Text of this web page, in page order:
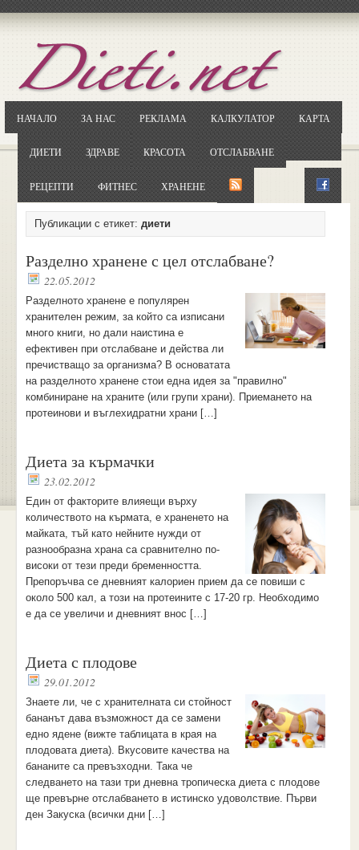
НАЧАЛО ЗА НАС РЕКЛАМА КАЛКУЛАТОР КАРТА
ДИЕТИ ЗДРАВЕ КРАСОТА ОТСЛАБВАНЕ
РЕЦЕПТИ ФИТНЕС ХРАНЕНЕ
Публикации с етикет: диети
Разделно хранене с цел отслабване?
22.05.2012
Разделното хранене е популярен
хранителен режим, за който са изписани
много книги, но дали наистина е
ефективен при отслабване и действа ли
пречистващо за организма? В основатата
на разделното хранене стои една идея за "правилно"
комбиниране на храните (или групи храни). Приемането на
протеинови и въглехидратни храни […]
Диета за кърмачки
23.02.2012
Един от факторите влияещи върху
количеството на кърмата, е храненето на
майката, тъй като нейните нужди от
разнообразна храна са сравнително по-
високи от тези преди бременността.
Препоръчва се дневният калориен прием да се повиши с
около 500 кал, а този на протеините с 17-20 гр. Необходимо
е да се увеличи и дневният внос […]
Диета с плодове
29.01.2012
Знаете ли, че с хранителната си стойност
бананът дава възможност да се замени
едно ядене (вижте таблицата в края на
плодовата диета). Вкусовите качества на
бананите са превъзходни. Така че
следването на тази три дневна тропическа диета с плодове
ще превърне отслабването в истинско удоволствие. Първи
ден Закуска (всички дни […]
ОтворетеGoogle.bg
Потърсете "Cloxy"
Кликнете на първия резултат
... и я въведете в полето: